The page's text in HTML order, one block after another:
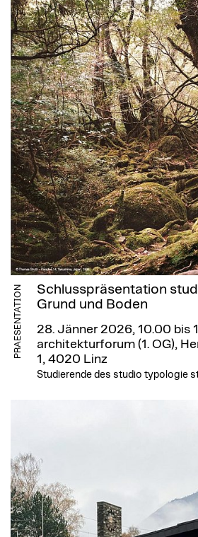
PRAESENTATION
Schlusspräsentation
Grund und Boden
28. Jänner 2026, 10.00 bis
architekturforum (1. OG),
1, 4020 Linz
Studierende des studio typologie